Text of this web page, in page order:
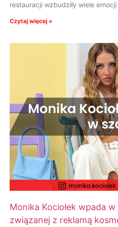
restauracji wzbudziły wiele
Czytaj więcej »
Monika Kociołek wpada
związanej z reklamą